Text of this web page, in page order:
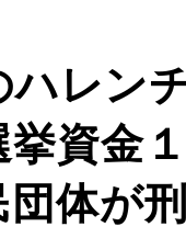
ハレン
資金
体が